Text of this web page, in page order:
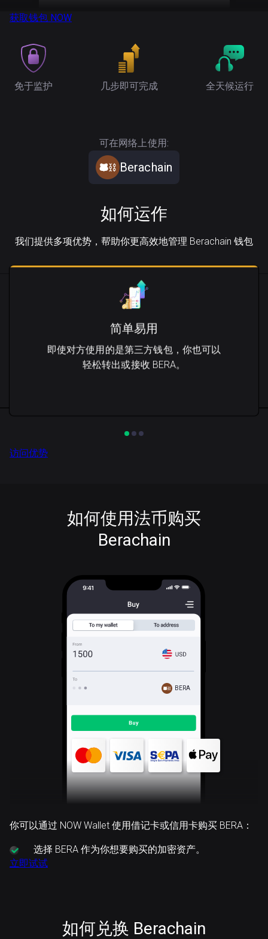
获取钱包 NOW
免于监护 几步即可完成 全天候运行
可在网络上使用:
Berachain
如何运作
我们提供多项优势，帮助你更高效地管理 Berachain 钱包
简单易用
即使对方使用的是第三方钱包，你也可以
轻松转出或接收 BERA。
访问优势
如何使用法币购买
Berachain
BERA
你可以通过 NOW Wallet 使用借记卡或信用卡购买 BERA：
选择 BERA 作为你想要购买的加密资产。
立即试试
如何兑换 Berachain